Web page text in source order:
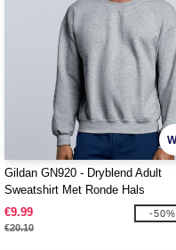
Gildan GN920 - Dryblend Adult
Sweatshirt Met Ronde Hals
€9.99
€20.10
-50%